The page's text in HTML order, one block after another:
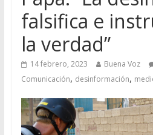
falsifica e
la verdad”
14 febrero, 2023 Buena Voz
Comunicación, desinformación,